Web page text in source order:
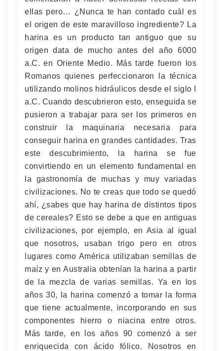
ellas pero… ¿Nunca te han contado cuál es
el origen de este maravilloso ingrediente? La
harina es un producto tan antiguo que su
origen data de mucho antes del año 6000
a.C. en Oriente Medio. Más tarde fueron los
Romanos quienes perfeccionaron la técnica
utilizando molinos hidráulicos desde el siglo I
a.C. Cuando descubrieron esto, enseguida se
pusieron a trabajar para ser los primeros en
construir la maquinaria necesaria para
conseguir harina en grandes cantidades. Tras
este descubrimiento, la harina se fue
convirtiendo en un elemento fundamental en
la gastronomía de muchas y muy variadas
civilizaciones. No te creas que todo se quedó
ahí, ¿sabes que hay harina de distintos tipos
de cereales? Esto se debe a que en antiguas
civilizaciones, por ejemplo, en Asia al igual
que nosotros, usaban trigo pero en otros
lugares como América utilizaban semillas de
maíz y en Australia obtenían la harina a partir
de la mezcla de varias semillas. Ya en los
años 30, la harina comenzó a tomar la forma
que tiene actualmente, incorporando en sus
componentes hierro o niacina entre otros.
Más tarde, en los años 90 comenzó a ser
enriquecida con ácido fólico. Nosotros en